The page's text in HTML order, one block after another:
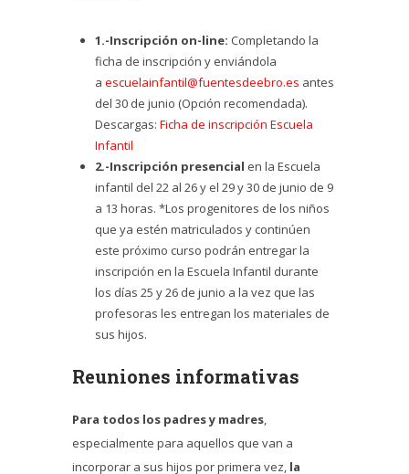
1.-Inscripción on-line: Completando la
ficha de inscripción y enviándola
a escuelainfantil@fuentesdeebro.es antes
del 30 de junio (Opción recomendada).
Descargas: Ficha de inscripción Escuela
Infantil
2.-Inscripción presencial en la Escuela
infantil del 22 al 26 y el 29 y 30 de junio de 9
a 13 horas. *Los progenitores de los niños
que ya estén matriculados y continúen
este próximo curso podrán entregar la
inscripción en la Escuela Infantil durante
los días 25 y 26 de junio a la vez que las
profesoras les entregan los materiales de
sus hijos.
Reuniones informativas
Para todos los padres y madres
especialmente para aquellos que van a
incorporar a sus hijos por primera vez, la